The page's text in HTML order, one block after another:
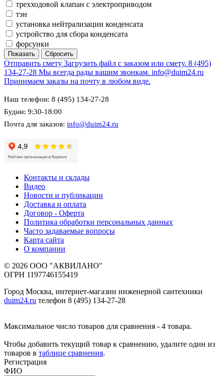
трехходовой клапан с электроприводом
тэн
установка нейтрализации конденсата
устройство для сбора конденсата
форсунки
Отправить смету Загрузить файл с заказом или смету. 8 (495)
134-27-28 Мы всегда рады вашим звонкам. info@duim24.ru
Принимаем заказы на почту в любом виде.
Наш телефон: 8 (495) 134-27-28
Будни: 9:30-18:00
Почта для заказов: info@duim24.ru
Контакты и склады
Видео
Новости и публикации
Доставка и оплата
Договор - Оферта
Политика обработки персональных данных
Часто задаваемые вопросы
Карта сайта
О компании
© 2026 ООО "АКВИЛАНО"
ОГРН 1197746155419
Город Москва, интернет-магазин инженерной сантехники
duim24.ru телефон 8 (495) 134-27-28
Максимальное число товаров для сравнения - 4 товара.
Чтобы добавить текущий товар к сравнению, удалите один из
товаров в таблице сравнения.
Регистрация
ФИО